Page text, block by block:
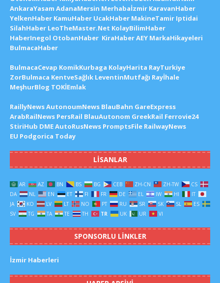
AnkaraYasam AdanaMersin Merhabaİzmir KaravanHaber
YelkenHaber KamuHaber UcakHaber MakineTamir Iptidai
SilahHaber LeoTheMaster.Net KolayBilimHaber
HaberInegol OtobanHaber KiraHaberAEY MarkaHikayeleri
BulmacaHaber
BulmacaCevap KomikKurbaga KolayHarita RayTurkiye
ZorBulmaca KentveSağlık LeventinMutfağı Rayİhale
MeşhurBlog TOKİEmlak
RaillyNewsAutonoumNews BlauBahn GareExpress
ArabRailNews PersRail BlauAutonom GreekRail Ferrovie24
StiriHub DMEAutoRusNews PromptsFile RailwayNews
EU Podgorica Today
LISANLAR
AR AZ BN BS BG CEB ZH-CN ZH-TW
CS
DA
NL EN ET FI FR DE EL IW HI
IT
JA
KO LV LT NO PT RU SR SK SL
ES
SV
TG TA TE TH TR UK UR VI
SPONSORLU LINKLER
İzmir Haberleri